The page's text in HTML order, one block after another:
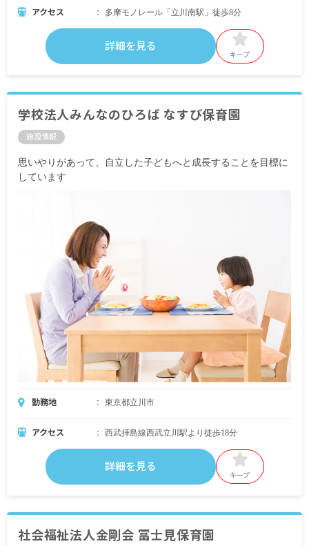
アクセス 多摩モノレール「立川南駅」徒歩8分
詳細を見る
キープ
学校法人みんなのひろば なすび保育園
施設情報
思いやりがあって、自立した子どもへと成長することを目標に
しています
勤務地 東京都立川市
アクセス 西武拝島線西武立川駅より徒歩18分
詳細を見る
キープ
社会福祉法人金剛会 冨士見保育園